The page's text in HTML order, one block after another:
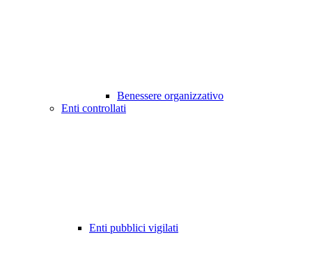
Benessere organizzativo
Enti controllati
Enti pubblici vigilati